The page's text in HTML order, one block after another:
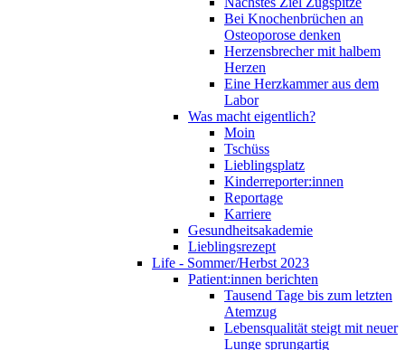
Bei Knochenbrüchen an
Osteoporose denken
Herzensbrecher mit halbem
Herzen
Eine Herzkammer aus dem
Labor
Was macht eigentlich?
Moin
Tschüss
Lieblingsplatz
Kinderreporter:innen
Reportage
Karriere
Gesundheitsakademie
Lieblingsrezept
Life - Sommer/Herbst 2023
Patient:innen berichten
Tausend Tage bis zum letzten
Atemzug
Lebensqualität steigt mit neuer
Lunge sprungartig